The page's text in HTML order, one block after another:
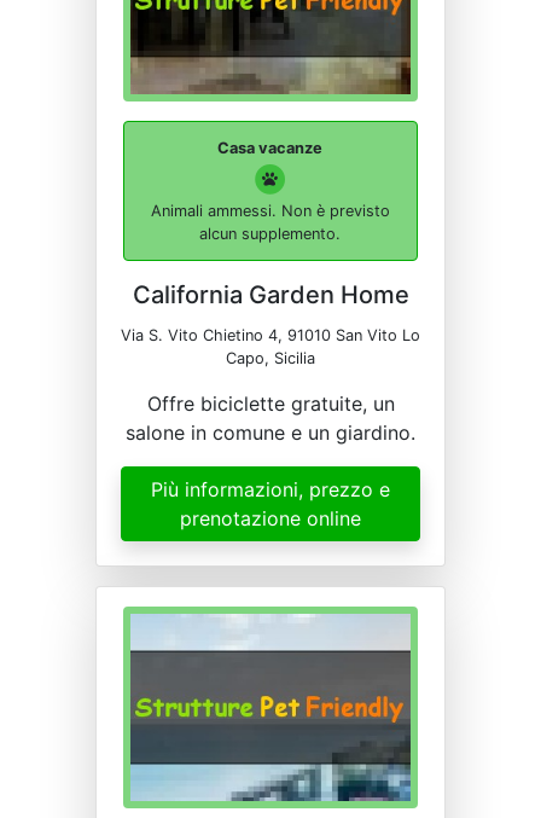
Casa vacanze
Animali ammessi. Non è previsto
alcun supplemento.
California Garden Home
Via S. Vito Chietino 4, 91010 San Vito Lo
Capo, Sicilia
Offre biciclette gratuite, un
salone in comune e un giardino.
Più informazioni, prezzo e
prenotazione online